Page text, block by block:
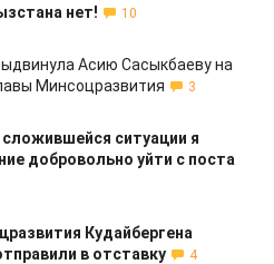
нет!
10
Асию Сасыкбаеву на
Минсоцразвития
3
сложившейся ситуации я
добровольно уйти с поста
Кудайбергена
в отставку
4